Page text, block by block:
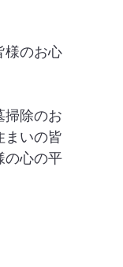
様のお心
掃除のお
まいの皆
の心の平